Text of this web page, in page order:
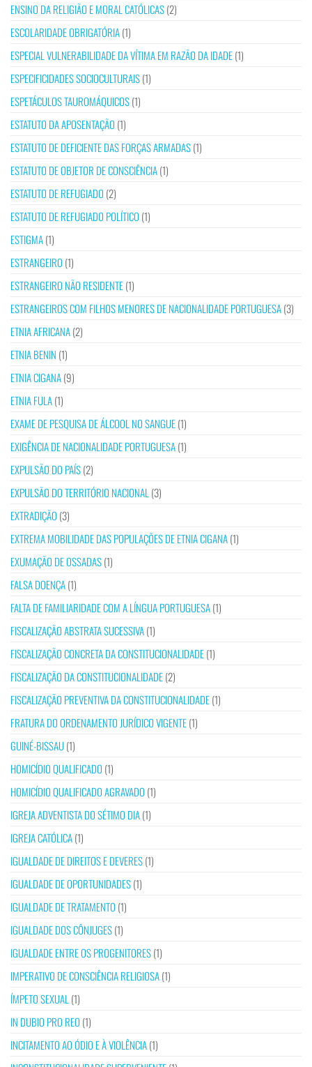
ENSINO DA RELIGIÃO E MORAL CATÓLICAS(2)
ESCOLARIDADE OBRIGATÓRIA(1)
ESPECIAL VULNERABILIDADE DA VÍTIMA EM RAZÃO DA IDADE(1)
ESPECIFICIDADES SOCIOCULTURAIS(1)
ESPETÁCULOS TAUROMÁQUICOS(1)
ESTATUTO DA APOSENTAÇÃO (1)
ESTATUTO DE DEFICIENTE DAS FORÇAS ARMADAS(1)
ESTATUTO DE OBJETOR DE CONSCIÊNCIA(1)
ESTATUTO DE REFUGIADO (2)
ESTATUTO DE REFUGIADO POLÍTICO (1)
ESTIGMA(1)
ESTRANGEIRO (1)
ESTRANGEIRO NÃO RESIDENTE(1)
ESTRANGEIROS COM FILHOS MENORES DE NACIONALIDADE PORTUGUESA(3)
ETNIA AFRICANA(2)
ETNIA BENIN (1)
ETNIA CIGANA(9)
ETNIA FULA(1)
EXAME DE PESQUISA DE ÁLCOOL NO SANGUE(1)
EXIGÊNCIA DE NACIONALIDADE PORTUGUESA(1)
EXPULSÃO DO PAÍS(2)
EXPULSÃO DO TERRITÓRIO NACIONAL (3)
EXTRADIÇÃO (3)
EXTREMA MOBILIDADE DAS POPULAÇÕES DE ETNIA CIGANA(1)
EXUMAÇÃO DE OSSADAS(1)
FALSA DOENÇA(1)
FALTA DE FAMILIARIDADE COM A LÍNGUA PORTUGUESA(1)
FISCALIZAÇÃO ABSTRATA SUCESSIVA(1)
FISCALIZAÇÃO CONCRETA DA CONSTITUCIONALIDADE(1)
FISCALIZAÇÃO DA CONSTITUCIONALIDADE(2)
FISCALIZAÇÃO PREVENTIVA DA CONSTITUCIONALIDADE(1)
FRATURA DO ORDENAMENTO JURÍDICO VIGENTE(1)
GUINÉ-BISSAU(1)
HOMICÍDIO QUALIFICADO (1)
HOMICÍDIO QUALIFICADO AGRAVADO (1)
IGREJA ADVENTISTA DO SÉTIMO DIA(1)
IGREJA CATÓLICA(1)
IGUALDADE DE DIREITOS E DEVERES(1)
IGUALDADE DE OPORTUNIDADES(1)
IGUALDADE DE TRATAMENTO (1)
IGUALDADE DOS CÔNJUGES(1)
IGUALDADE ENTRE OS PROGENITORES(1)
IMPERATIVO DE CONSCIÊNCIA RELIGIOSA(1)
ÍMPETO SEXUAL (1)
IN DUBIO PRO REO (1)
INCITAMENTO AO ÓDIO E À VIOLÊNCIA(1)